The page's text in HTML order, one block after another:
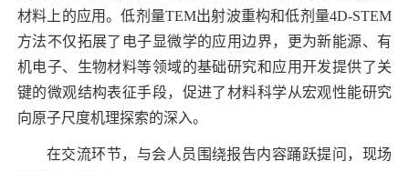
材料上的应用。低剂量TEM出射波重构和低剂量4D-STEM
方法不仅拓展了电子显微学的应用边界，更为新能源、有
机电子、生物材料等领域的基础研究和应用开发提供了关
键的微观结构表征手段，促进了材料科学从宏观性能研究
向原子尺度机理探索的深入。
在交流环节，与会人员围绕报告内容踊跃提问，现场